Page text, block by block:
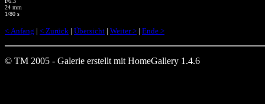
24 mm
1/80 s
< Anfang | < Zurück | Übersicht | Weiter > | Ende >
© TM 2005 - Galerie erstellt mit HomeGallery 1.4.6